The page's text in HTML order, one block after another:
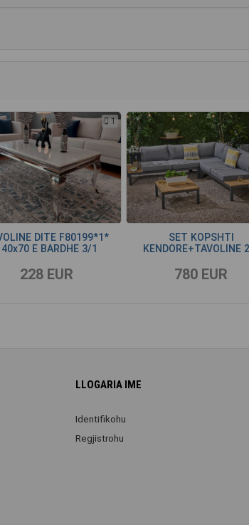
1
DITE F80199*1*
E BARDHE 3/1
228 EUR
SET KOPSHTI
KENDORE+TAVOLINE
780 EUR
LLOGARIA IME
Identifikohu
Regjistrohu